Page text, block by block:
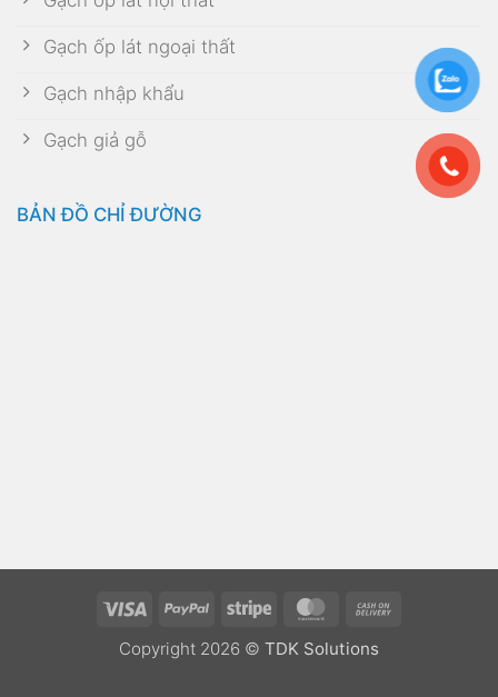
Gạch ốp lát ngoại thất
Gạch nhập khẩu
Gạch giả gỗ
BẢN ĐỒ CHỈ ĐƯỜNG
Visa PayPal Stripe MasterCard
Copyright 2026 © TDK Solutions